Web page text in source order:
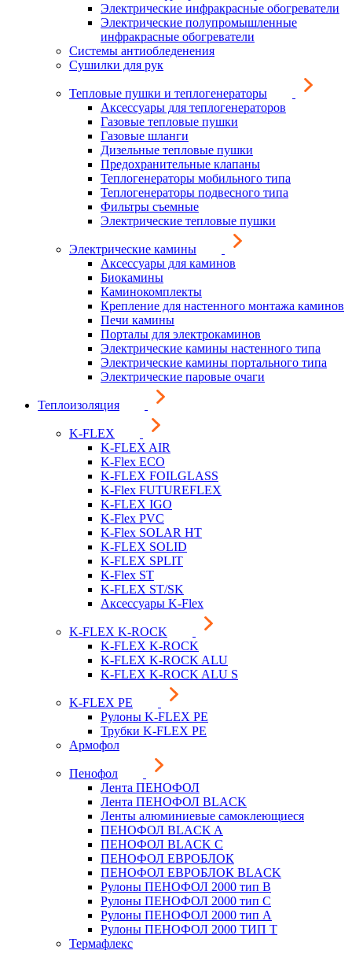
Электрические инфракрасные обогреватели
Электрические полупромышленные
инфракрасные обогреватели
Системы антиобледенения
Сушилки для рук
Тепловые пушки и теплогенераторы
Аксессуары для теплогенераторов
Газовые тепловые пушки
Газовые шланги
Дизельные тепловые пушки
Предохранительные клапаны
Теплогенераторы мобильного типа
Теплогенераторы подвесного типа
Фильтры съемные
Электрические тепловые пушки
Электрические камины
Аксессуары для каминов
Биокамины
Каминокомплекты
Крепление для настенного монтажа каминов
Печи камины
Порталы для электрокаминов
Электрические камины настенного типа
Электрические камины портального типа
Электрические паровые очаги
Теплоизоляция
K-FLEX
K-FLEX AIR
K-Flex ECO
K-FLEX FOILGLASS
K-Flex FUTUREFLEX
K-FLEX IGO
K-Flex PVC
K-Flex SOLAR HT
K-FLEX SOLID
K-FLEX SPLIT
K-Flex ST
K-FLEX ST/SK
Аксессуары K-Flex
K-FLEX K-ROCK
K-FLEX K-ROCK
K-FLEX K-ROCK ALU
K-FLEX K-ROCK ALU S
K-FLEX PE
Рулоны K-FLEX PE
Трубки K-FLEX PE
Армофол
Пенофол
Лента ПЕНОФОЛ
Лента ПЕНОФОЛ BLACK
Ленты алюминиевые самоклеющиеся
ПЕНОФОЛ BLACK A
ПЕНОФОЛ BLACK С
ПЕНОФОЛ ЕВРОБЛОК
ПЕНОФОЛ ЕВРОБЛОК BLACK
Рулоны ПЕНОФОЛ 2000 тип B
Рулоны ПЕНОФОЛ 2000 тип C
Рулоны ПЕНОФОЛ 2000 тип А
Рулоны ПЕНОФОЛ 2000 ТИП Т
Термафлекс